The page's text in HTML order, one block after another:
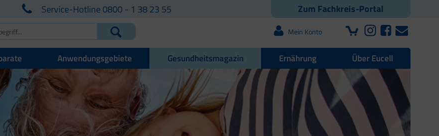
Zum Fachkreis-Portal
Service-Hotline 0800 - 1 38 23 55
Mein Konto
Anwendungsgebiete Gesundheitsmagazin Ernährung Über Eucell